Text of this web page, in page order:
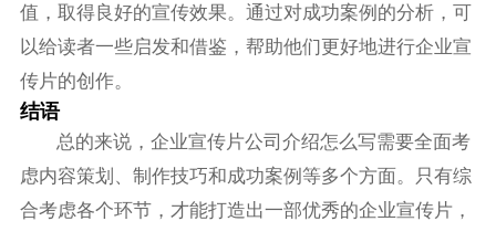
值，取得良好的宣传效果。通过对成功案例的分析，可
以给读者一些启发和借鉴，帮助他们更好地进行企业宣
传片的创作。
结语
总的来说，企业宣传片公司介绍怎么写需要全面考
虑内容策划、制作技巧和成功案例等多个方面。只有综
合考虑各个环节，才能打造出一部优秀的企业宣传片，